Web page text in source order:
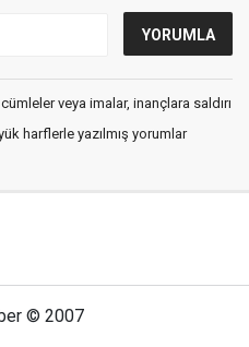
veya imalar, inançlara saldırı
harflerle yazılmış yorumlar
© 2007